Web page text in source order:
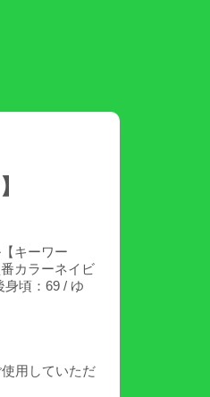
キーワー
カラーネイビ
頃：69 / ゆ
用していただ